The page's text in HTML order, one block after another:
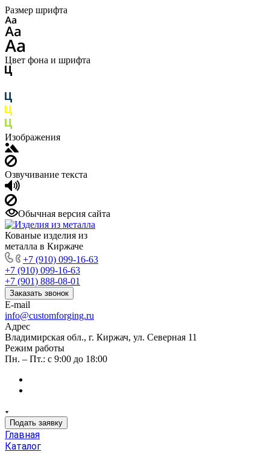
Размер шрифта
Цвет фона и шрифта
Изображения
Озвучивание текста
Обычная версия сайта
Кованые изделия из
металла в Киржаче
+7 (910) 099-16-63
+7 (910) 099-16-63
+7 (901) 888-08-01
Заказать звонок
E-mail
info@customforging.ru
Адрес
Владимирская обл., г. Киржач, ул. Северная 11
Режим работы
Пн. – Пт.: с 9:00 до 18:00
Подать заявку
Главная
Каталог